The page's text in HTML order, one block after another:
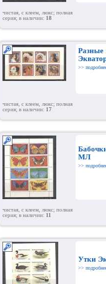
чистая, с клеем, люкс; полная
серия; в наличии: 18
Разные
>>
чистая, с клеем, люкс; полная
серия; в наличии: 17
МЛ
>>
чистая, с клеем, люкс; полная
серия; в наличии: 11
Утки
>>